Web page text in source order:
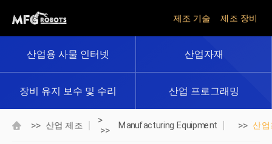
제조 기술 제조 장비
산업용 사물 인터넷 산업자재
장비 유지 보수 및 수리 산업 프로그래밍
>> 산업 제조
>
>>
Manufacturing Equipment >> 산업